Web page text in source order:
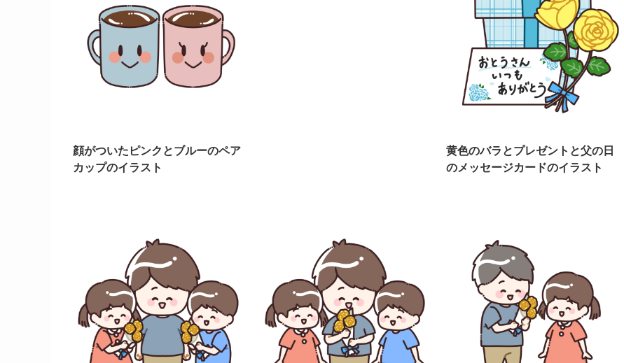
顔がついたピンクとブルーのペア
カップのイラスト
黄色のバラとプレゼントと父の日
のメッセージカードのイラスト